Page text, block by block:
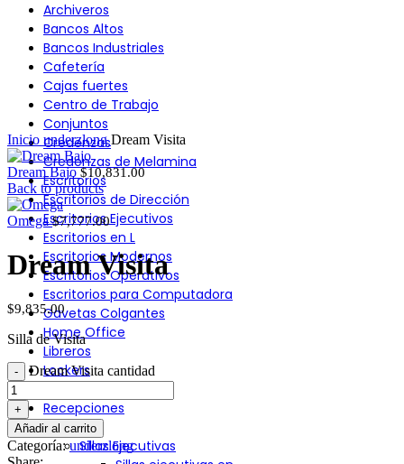
Archiveros
Bancos Altos
Bancos Industriales
Cafetería
Cajas fuertes
Centro de Trabajo
Conjuntos
Credenzas
Credenzas de Melamina
Escritorios
Escritorios de Dirección
Escritorios Ejecutivos
Escritorios en L
Escritorios Modernos
Escritorios Operativos
Escritorios para Computadora
Gavetas Colgantes
Home Office
Libreros
Lockers
Recepciones
Sillas
Sillas Ejecutivas
Click to enlarge
Inicio underzlongDream Visita
Dream Bajo$10,831.00
Back to products
Omega$7,777.00
Dream Visita
$9,835.00
Silla de Visita
Dream Visita cantidad
Añadir al carrito
Categoría: underzlong